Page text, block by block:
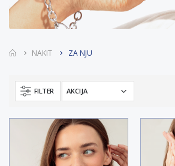
NAKIT ZA NJU
FILTER